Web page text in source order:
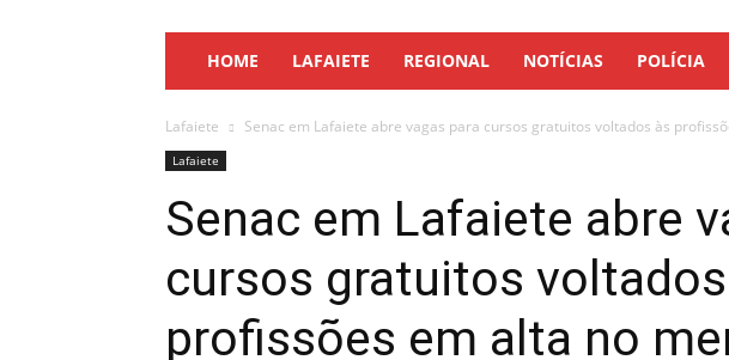
HOME LAFAIETE REGIONAL NOTÍCIAS POLÍCIA
Lafaiete Senac em Lafaiete abre vagas para cursos gratuitos voltados às
Lafaiete
Senac em Lafaiete abre
cursos gratuitos
profissões em alta no